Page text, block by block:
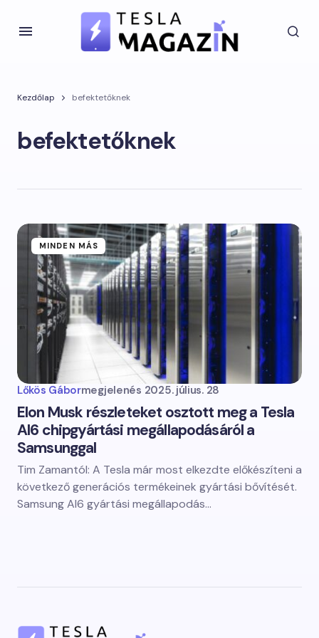
Kezdőlap befektetőknek
befektetőknek
MINDEN MÁS
Lőkös Gábormegjelenés 2025. július. 28
Elon Musk részleteket osztott meg a Tesla
AI6 chipgyártási megállapodásáról a
Samsunggal
Tim Zamantól: A Tesla már most elkezdte előkészíteni a
következő generációs termékeinek gyártási bővítését.
Samsung AI6 gyártási megállapodás…